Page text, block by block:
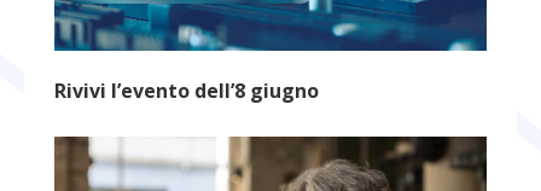
Rivivi l’evento dell’8 giugno